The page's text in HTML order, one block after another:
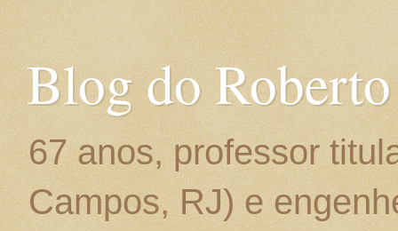
Blog do
67 anos, professor
Campos, RJ) e